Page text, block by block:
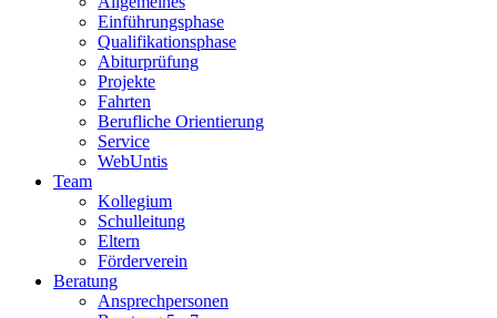
Einführungsphase
Qualifikationsphase
Abiturprüfung
Projekte
Fahrten
Berufliche Orientierung
Service
WebUntis
Team
Kollegium
Schulleitung
Eltern
Förderverein
Beratung
Ansprechpersonen